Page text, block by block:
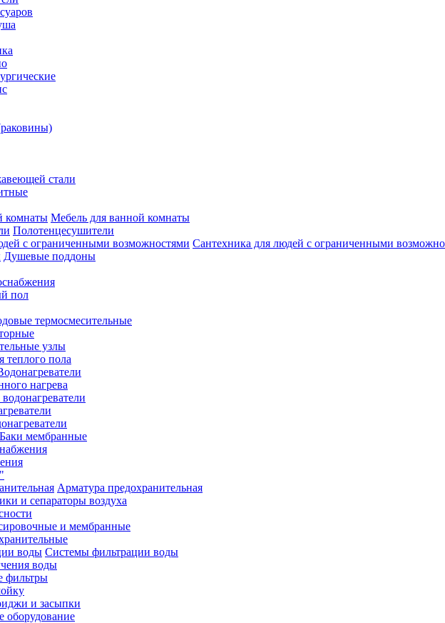
стали
Мебель для ванной комнаты
Полотенцесушители
Сантехника для людей с ограниченными
Душевые поддоны
пол
термосмесительные
узлы
теплого пола
нагрева
Баки мембранные
Арматура предохранительная
и сепараторы воздуха
и мембранные
Системы фильтрации воды
воды
фильтры
и засыпки
оборудование